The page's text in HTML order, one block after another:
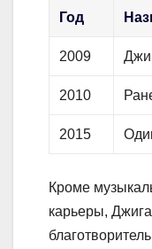
Год
2009
2010
2015
Кроме
карьеры,